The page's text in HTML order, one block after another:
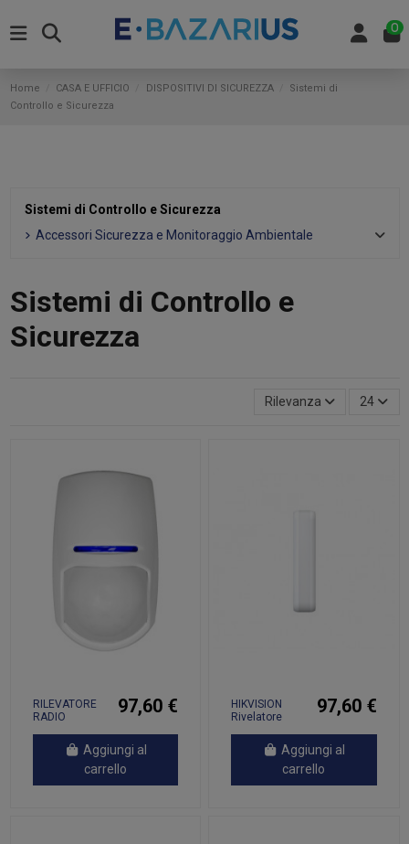
0
Home CASA E UFFICIO DISPOSITIVI DI SICUREZZA
Sistemi di
Controllo e Sicurezza
Sistemi di Controllo e
Sicurezza
Rilevanza 24
RILEVATORE
RADIO
DOPPIA
TECNOLOGIA
12m KX12DT-
97,60 €
Aggiungi al
carrello
HIKVISION
Rivelatore
PER AX PRO
PORTATA
97,60 €
Aggiungi al
carrello
Sistemi di Controllo e Sicurezza
Accessori Sicurezza e Monitoraggio Ambientale